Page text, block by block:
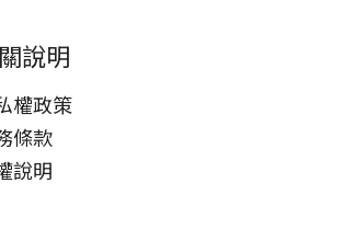
說明
權政策
條款
說明